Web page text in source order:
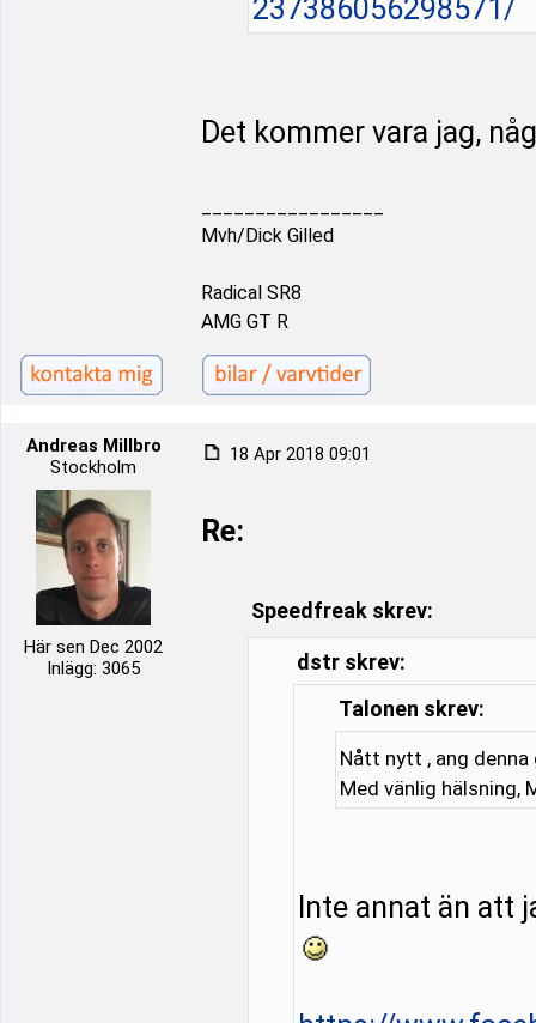
237386056298571/
Det kommer vara jag,
Mvh/Dick Gilled
Radical SR8
AMG GT R
Andreas Millbro
Stockholm
Här sen Dec 2002
Inlägg: 3065
18 Apr 2018 09:01
Re:
Speedfreak skrev:
dstr skrev:
Talonen skrev:
Nått nytt , ang
Med vänlig hälsning,
Inte annat än att